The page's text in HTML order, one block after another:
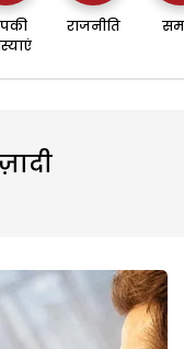
राजनीति